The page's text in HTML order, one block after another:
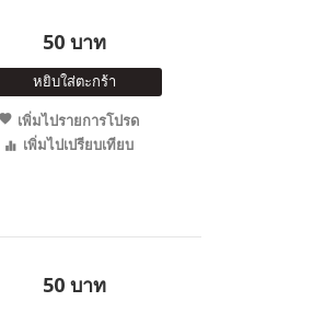
50 บาท
หยิบใส่ตะกร้า
เพิ่มไปรายการโปรด
เพิ่มไปเปรียบเทียบ
50 บาท